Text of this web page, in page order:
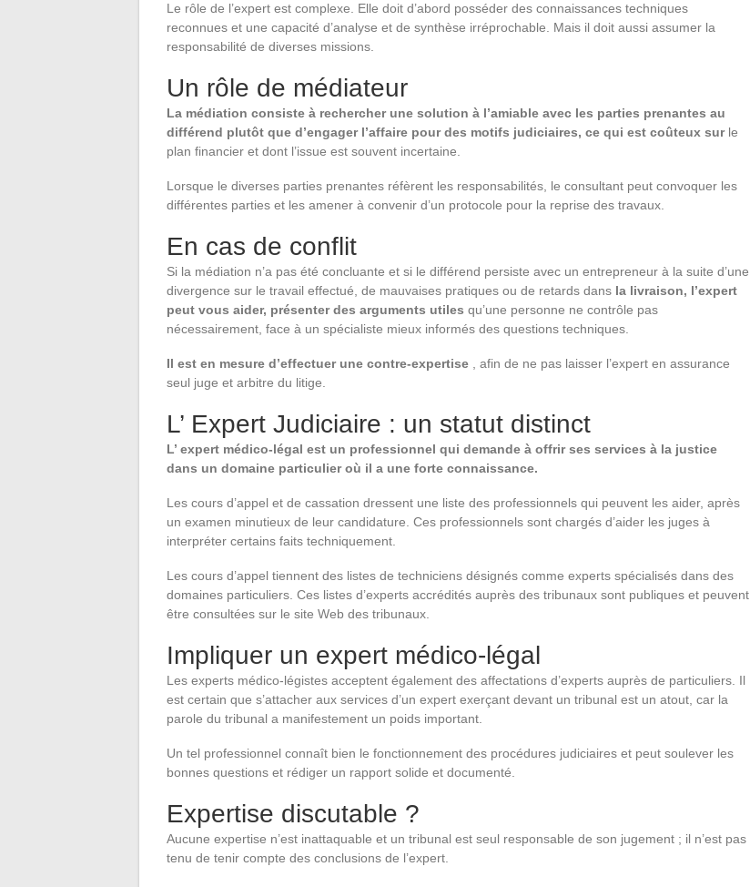
Le rôle de l’expert est complexe. Elle doit d’abord posséder des connaissances techniques
reconnues et une capacité d’analyse et de synthèse irréprochable. Mais il doit aussi assumer la
responsabilité de diverses missions.
Un rôle de médiateur
La médiation consiste à rechercher une solution à l’amiable avec les parties prenantes au
différend plutôt que d’engager l’affaire pour des motifs judiciaires, ce qui est coûteux surle
plan financier et dont l’issue est souvent incertaine.
Lorsque le diverses parties prenantes réfèrent les responsabilités, le consultant peut convoquer les
différentes parties et les amener à convenir d’un protocole pour la reprise des travaux.
En cas de conflit
Si la médiation n’a pas été concluante et si le différend persiste avec un entrepreneur à la suite d’une
divergence sur le travail effectué, de mauvaises pratiques ou de retards dans la livraison, l’expert
peut vous aider, présenter des arguments utiles qu’une personne ne contrôle pas
nécessairement, face à un spécialiste mieux informés des questions techniques.
Il est en mesure d’effectuer une contre-expertise , afin de ne pas laisser l’expert en assurance
seul juge et arbitre du litige.
L’ Expert Judiciaire : un statut distinct
L’ expert médico-légal est un professionnel qui demande à offrir ses services à la justice
dans un domaine particulier où il a une forte connaissance.
Les cours d’appel et de cassation dressent une liste des professionnels qui peuvent les aider, après
un examen minutieux de leur candidature. Ces professionnels sont chargés d’aider les juges à
interpréter certains faits techniquement.
Les cours d’appel tiennent des listes de techniciens désignés comme experts spécialisés dans des
domaines particuliers. Ces listes d’experts accrédités auprès des tribunaux sont publiques et peuvent
être consultées sur le site Web des tribunaux.
Impliquer un expert médico-légal
Les experts médico-légistes acceptent également des affectations d’experts auprès de particuliers. Il
est certain que s’attacher aux services d’un expert exerçant devant un tribunal est un atout, car la
parole du tribunal a manifestement un poids important.
Un tel professionnel connaît bien le fonctionnement des procédures judiciaires et peut soulever les
bonnes questions et rédiger un rapport solide et documenté.
Expertise discutable ?
Aucune expertise n’est inattaquable et un tribunal est seul responsable de son jugement ; il n’est pas
tenu de tenir compte des conclusions de l’expert.